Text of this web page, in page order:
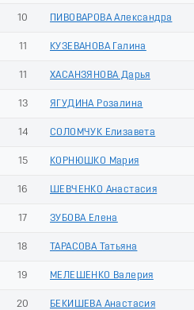
10 ПИВОВАРОВА Александра
11 КУЗЕВАНОВА Галина
11 ХАСАНЗЯНОВА Дарья
13 ЯГУДИНА Розалина
14 СОЛОМЧУК Елизавета
15 КОРНЮШКО Мария
16 ШЕВЧЕНКО Анастасия
17 ЗУБОВА Елена
18 ТАРАСОВА Татьяна
19 МЕЛЕШЕНКО Валерия
20 БЕКИШЕВА Анастасия